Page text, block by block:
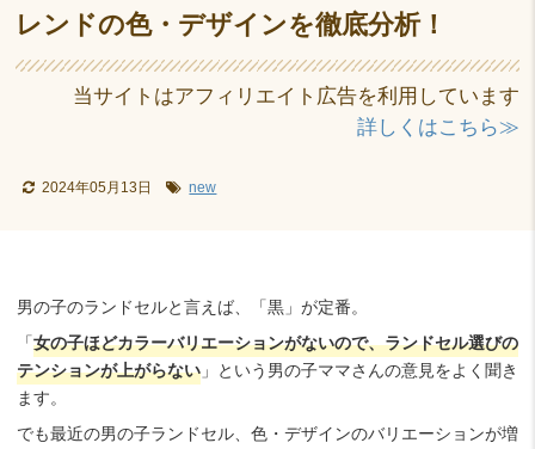
レンドの色・デザインを徹底分析！
当サイトはアフィリエイト広告を利用しています
詳しくはこちら≫
2024年05月13日 new
男の子のランドセルと言えば、「黒」が定番。
「女の子ほどカラーバリエーションがないので、ランドセル選びの
テンションが上がらない 」という男の子ママさんの意見をよく聞き
ます。
でも最近の男の子ランドセル、色・デザインのバリエーションが増